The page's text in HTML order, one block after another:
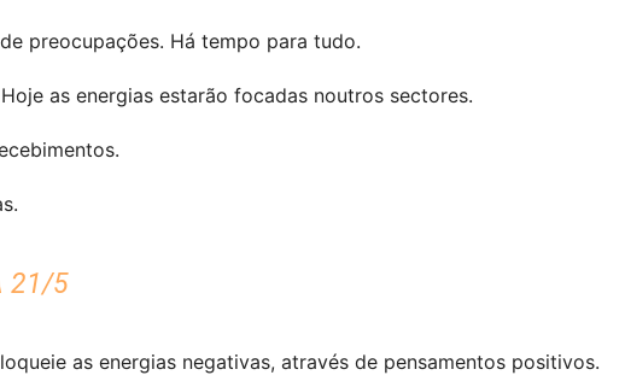
preocupações. Há tempo para tudo.
as energias estarão focadas noutros sectores.
21/5
as energias negativas, através de pensamentos positivos.